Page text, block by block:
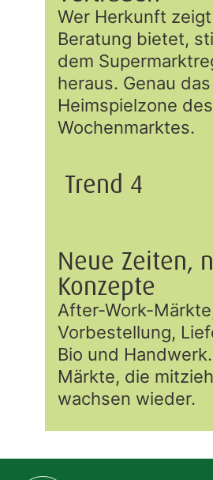
Wer Herkunft
Beratung bietet,
dem
heraus. Genau
Heimspielzone des
Wochenmarktes.
Trend 4
Neue Zeiten,
Konzepte
After-Work-
Vorbestellung,
Bio und
Märkte, die
wachsen wieder.